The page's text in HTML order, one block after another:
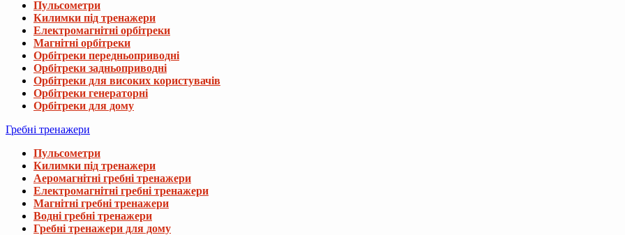
Пульсометри
Килимки під тренажери
Електромагнітні орбітреки
Магнітні орбітреки
Орбітреки передньоприводні
Орбітреки задньоприводні
Орбітреки для високих користувачів
Орбітреки генераторні
Орбітреки для дому
Гребні тренажери
Пульсометри
Килимки під тренажери
Аеромагнітні гребні тренажери
Електромагнітні гребні тренажери
Магнітні гребні тренажери
Водні гребні тренажери
Гребні тренажери для дому